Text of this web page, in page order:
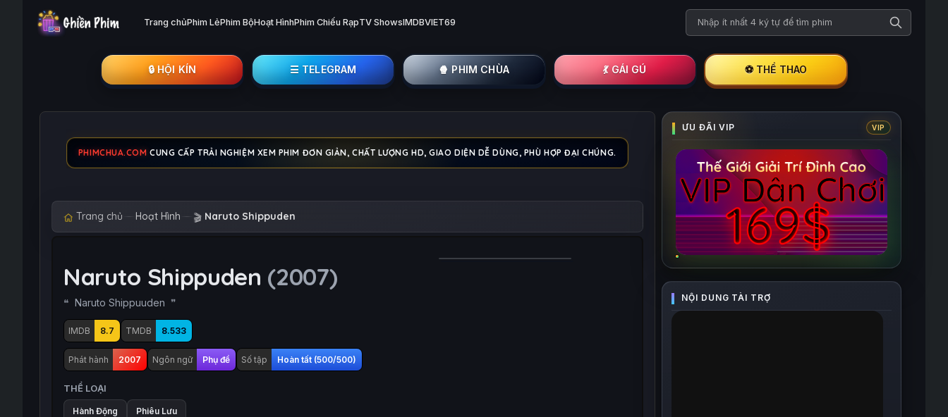
Trang chủPhim LẻPhim BộHoạt HìnhPhim Chiếu RạpTV ShowsIMDBVIET69 Tìm kiếm phim
🔒︎ HỘI KÍN ☰ TELEGRAM 🍿 PHIM CHÙA 💃 GÁI GÚ ⚽ THỂ THAO
PHIMCHUA.COM CUNG CẤP TRẢI NGHIỆM XEM PHIM ĐƠN GIẢN, CHẤT LƯỢNG HD, GIAO DIỆN DỄ DÙNG, PHÙ HỢP ĐẠI CHÚNG.
Trang chủ Hoạt Hình 🎬 Naruto Shippuden
Naruto Shippuden (2007)
Naruto Shippuuden
IMDB 8.7 TMDB 8.533
Phát hành 2007 Ngôn ngữ Phụ đề Số tập Hoàn tất (500/500)
THỂ LOẠI
Hành Động Phiêu Lưu